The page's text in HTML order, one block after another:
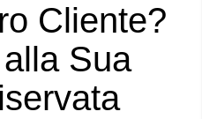
Cliente?
Sua